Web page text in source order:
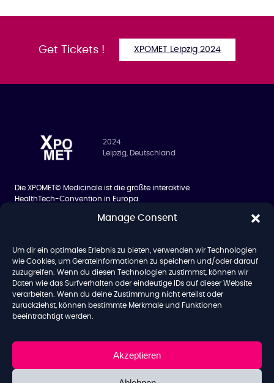
Manage Consent
Um dir ein optimales Erlebnis zu bieten, verwenden wir Technologien
wie Cookies, um Geräteinformationen zu speichern und/oder darauf
zuzugreifen. Wenn du diesen Technologien zustimmst, können wir
Daten wie das Surfverhalten oder eindeutige IDs auf dieser Website
verarbeiten. Wenn du deine Zustimmung nicht erteilst oder
zurückziehst, können bestimmte Merkmale und Funktionen
beeinträchtigt werden.
Akzeptieren
Get Tickets ! XPOMET Leipzig 2024
2024
Leipzig, Deutschland
Die XPOMET© Medicinale ist die größte interaktive
HealthTech-Convention in Europa.
Siilo Networking App
Hotel
Über uns
Team
Blog
Copyright© 2024 – All rights reserved